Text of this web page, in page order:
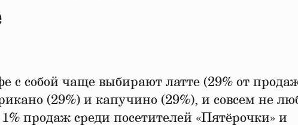
с собой чаще выбирают латте (29% от
(29%) и капучино (29%), и совсем не
продаж среди посетителей «Пятёрочки» и